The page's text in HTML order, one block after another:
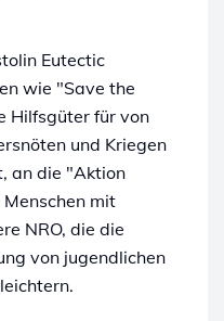
Eutectic
wie "Save the
Hilfsgüter für von
und Kriegen
an die "Aktion
mit
NRO, die die
von jugendlichen